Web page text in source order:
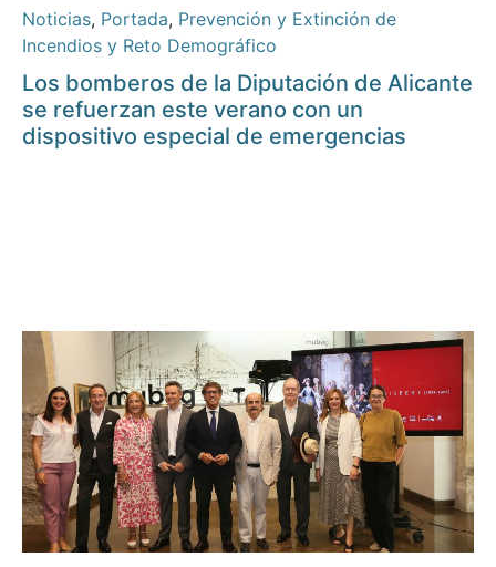
Noticias, Portada, Prevención y Extinción de
Incendios y Reto Demográfico
Los bomberos de la Diputación de Alicante
se refuerzan este verano con un
dispositivo especial de emergencias